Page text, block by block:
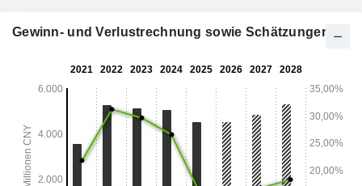
Gewinn- und Verlustrechnung sowie Schätzungen